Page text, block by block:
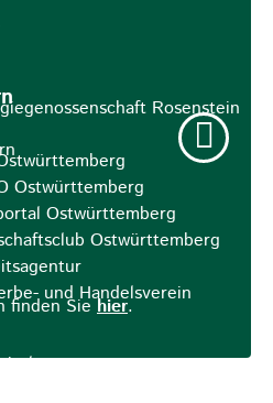
Rosenstein
Ostwürttemberg
Ostwürttemberg
Ostwürttemberg
und Handelsverein
finden Siehier.